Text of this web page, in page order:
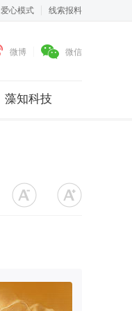
爱心模式 线索报料
微博 微信
藻知科技